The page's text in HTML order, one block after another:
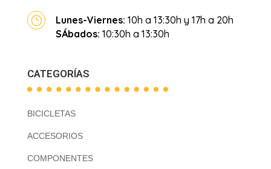
} Lunes-Viernes: 10h a 13:30h y 17h a 20h
SÁbados: 10:30h a 13:30h
CATEGORÍAS
BICICLETAS
ACCESORIOS
COMPONENTES